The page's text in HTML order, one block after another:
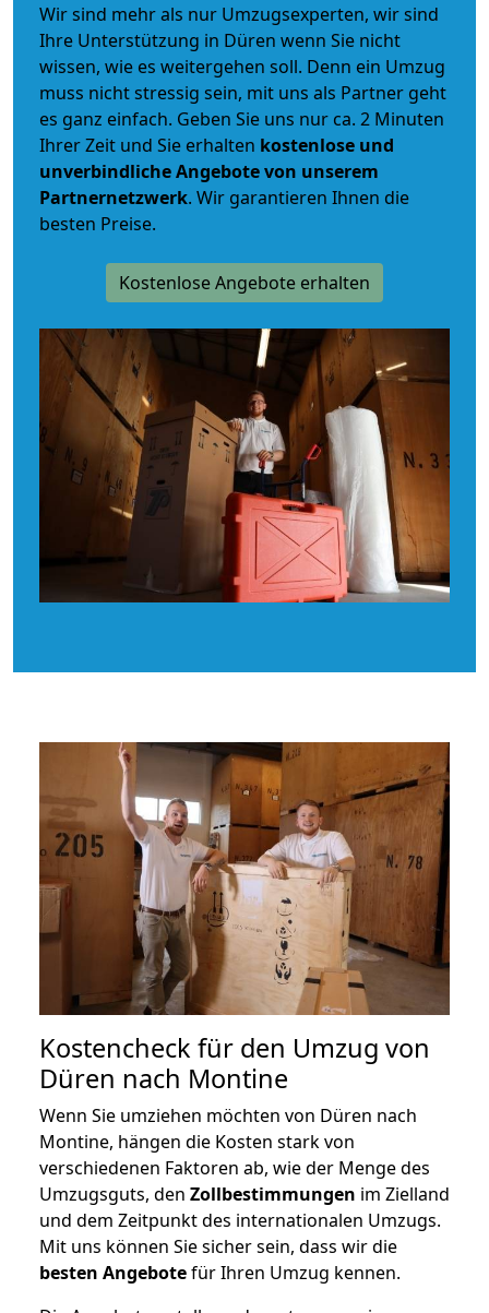
Wir sind mehr als nur Umzugsexperten, wir sind
Ihre Unterstützung in Düren wenn Sie nicht
wissen, wie es weitergehen soll. Denn ein Umzug
muss nicht stressig sein, mit uns als Partner geht
es ganz einfach. Geben Sie uns nur ca. 2 Minuten
Ihrer Zeit und Sie erhalten kostenlose und
unverbindlicheAngebote von unserem
Partnernetzwerk. Wir garantieren Ihnen die
besten Preise.
Kostenlose Angebote erhalten
Kostencheck für den Umzug von
Düren nach Montine
Wenn Sie umziehen möchten von Düren nach
Montine, hängen die Kosten stark von
verschiedenen Faktoren ab, wie der Menge des
Umzugsguts, den Zollbestimmungen im Zielland
und dem Zeitpunkt des internationalen Umzugs.
Mit uns können Sie sicher sein, dass wir die
besten Angebotefür Ihren Umzug kennen.